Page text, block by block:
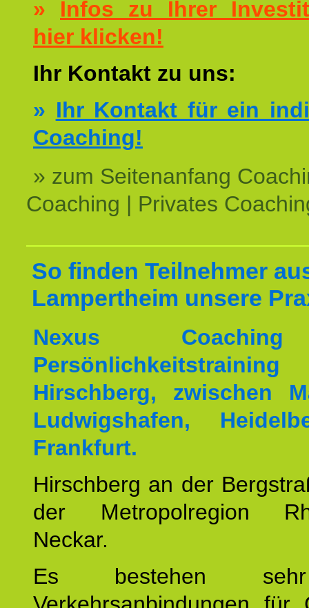
» Infos zu Ihrer
hier klicken!
Ihr Kontakt zu uns:
» Ihr Kontakt für ein
Coaching!
» zum Seitenanfang
Coaching | Privates
So finden Teilnehmer
Lampertheim unsere
Nexus
Hirschberg, zwischen
Ludwigshafen,
Frankfurt.
Hirschberg an der
der Metropolregion
Neckar.
Es bestehen